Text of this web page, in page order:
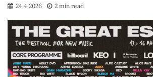
24.4.2026 2 min read